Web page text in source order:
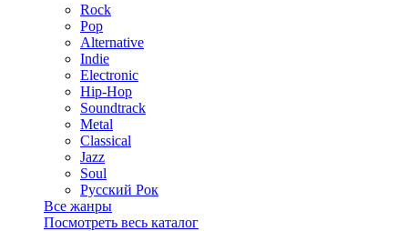
Rock
Pop
Alternative
Indie
Electronic
Hip-Hop
Soundtrack
Metal
Classical
Jazz
Soul
Русский Рок
Все жанры
Посмотреть весь каталог